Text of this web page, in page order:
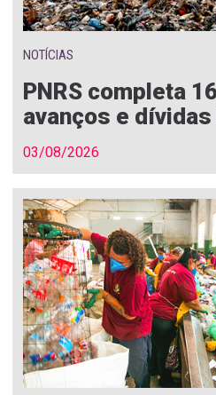
NOTÍCIAS
PNRS completa
avanços e
03/08/2026